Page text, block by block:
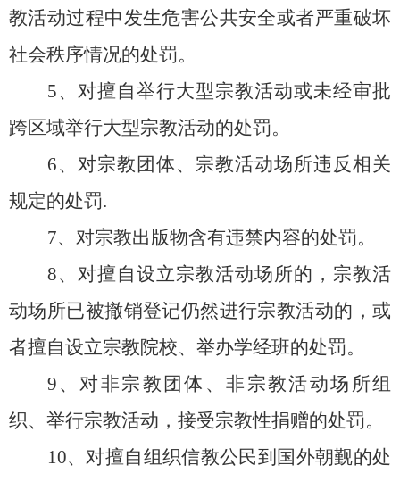
教活动过程中发生危害公共安全或者严重破坏
社会秩序情况的处罚。
5、对擅自举行大型宗教活动或未经审批
跨区域举行大型宗教活动的处罚。
6、对宗教团体、宗教活动场所违反相关
规定的处罚.
7、对宗教出版物含有违禁内容的处罚。
8、对擅自设立宗教活动场所的，宗教活
动场所已被撤销登记仍然进行宗教活动的，或
者擅自设立宗教院校、举办学经班的处罚。
9、对非宗教团体、非宗教活动场所组
织、举行宗教活动，接受宗教性捐赠的处罚。
10、对擅自组织信教公民到国外朝觐的处